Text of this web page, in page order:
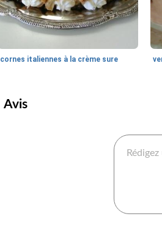
cornes italiennes à la crème sure
Avis